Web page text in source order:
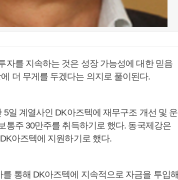
자를 지속하는 것은 성장 가능성에 대한 믿음
더 무게를 두겠다는 의지로 풀이된다.
일 계열사인 DK아즈텍에 재무구조 개선 및 운
통주 30만주를 취득하기로 했다. 동국제강은
아즈텍에 지원하기로 했다.
통해 DK아즈텍에 지속적으로 자금을 투입해